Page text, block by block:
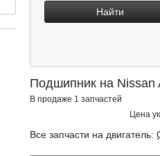
Найти
Подшипник на Nissan
В продаже 1 запчастей
Цена
Все запчасти на двигатель: